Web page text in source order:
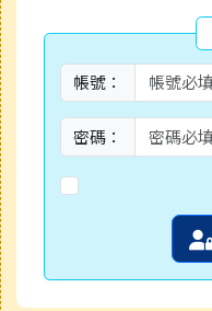
帳號：
密碼：